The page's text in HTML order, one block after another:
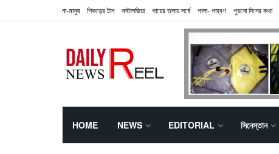
না-মানুষ শিকড়ের টান নস্টালজিয়া পায়ের তলায় সর্ষে পালা- পাব্বণ পুরনো দিনের কথা
HOME NEWS EDITORIAL সিনেস্তান